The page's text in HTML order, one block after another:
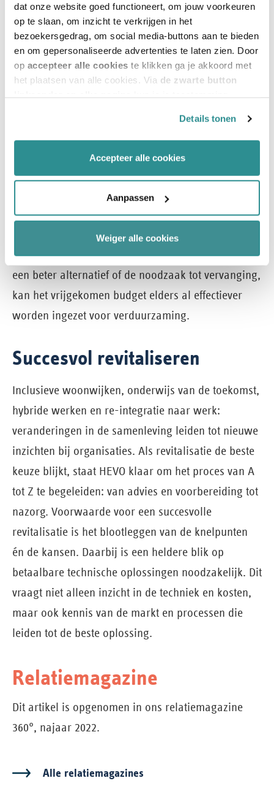
dat onze website goed functioneert, om jouw voorkeuren
op te slaan, om inzicht te verkrijgen in het
bezoekersgedrag, om social media-buttons aan te bieden
en om gepersonaliseerde advertenties te laten zien. Door
op accepteer alle cookies te klikken ga je akkoord met
het plaatsen van alle cookies. Via de zwarte button
afhankelijke cookies beheren en/of wijzigen. Lees ook
onscookiestatementvoor meer informatie.
Details tonen
Accepteer alle cookies
Aanpassen
Weiger alle cookies
gebruiksjaren leidt. Elk project is anders en bij
iedere organisatie spelen andere vragen. Denk aan
het afstoten van een gebouw vanwege krimp, zodat
er ruimte ontstaat om twee andere gebouwen
ingrijpend revitaliseren van een campusgebouw in
aantrekkelijkheid van de campus te behouden. Al
met al draait het om het maken van de juiste
keuzes. Op operationeel gebied is het soms
verstandiger om een gevel die nog jaren mee kan
nog even niet te vervangen door een
energiezuiniger alternatief. Terwijl men wacht op
een beter alternatief of de noodzaak tot vervanging,
kan het vrijgekomen budget elders al effectiever
worden ingezet voor verduurzaming.
Succesvol revitaliseren
Inclusieve woonwijken, onderwijs van de toekomst,
hybride werken en re-integratie naar werk:
veranderingen in de samenleving leiden tot nieuwe
inzichten bij organisaties. Als revitalisatie de beste
keuze blijkt, staat HEVO klaar om het proces van A
tot Z te begeleiden: van advies en voorbereiding tot
nazorg. Voorwaarde voor een succesvolle
revitalisatie is het blootleggen van de knelpunten
én de kansen. Daarbij is een heldere blik op
betaalbare technische oplossingen noodzakelijk. Dit
vraagt niet alleen inzicht in de techniek en kosten,
maar ook kennis van de markt en processen die
leiden tot de beste oplossing.
Relatiemagazine
Dit artikel is opgenomen in ons relatiemagazine
360°, najaar 2022.
Alle relatiemagazines